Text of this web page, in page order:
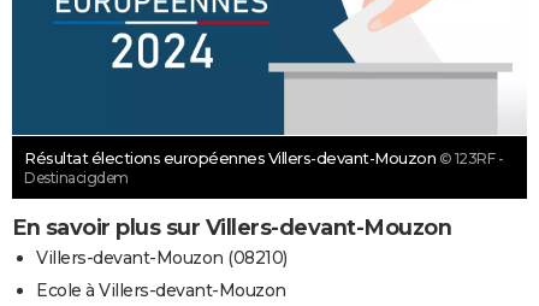
Résultat élections européennes Villers-devant-Mouzon © 123RF -
Destinacigdem
En savoir plus sur Villers-devant-Mouzon
Villers-devant-Mouzon (08210)
Ecole à Villers-devant-Mouzon